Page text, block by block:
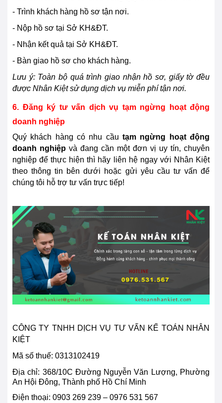
- Trình khách hàng hồ sơ tận nơi.
- Nộp hồ sơ tại Sở KH&ĐT.
- Nhận kết quả tại Sở KH&ĐT.
- Bàn giao hồ sơ cho khách hàng.
Lưu ý: Toàn bộ quá trình giao nhận hồ sơ, giấy tờ đều
được Nhân Kiệt sử dụng dịch vụ miễn phí tận nơi.
6. Đăng ký tư vấn dịch vụ tạm ngừng hoạt động
doanh nghiệp
Quý khách hàng có nhu cầu tạm ngừng hoạt động
doanh nghiệp và đang cần một đơn vị uy tín, chuyên
nghiệp để thực hiện thì hãy liên hệ ngay với Nhân Kiệt
theo thông tin bên dưới hoặc gửi yêu cầu tư vấn để
chúng tôi hỗ trợ tư vấn trực tiếp!
CÔNG TY TNHH DỊCH VỤ TƯ VẤN KẾ TOÁN NHÂN
KIỆT
Mã số thuế: 0313102419
Địa chỉ: 368/10C Đường Nguyễn Văn Lượng, Phường
An Hội Đông, Thành phố Hồ Chí Minh
Điện thoại: 0903 269 239 – 0976 531 567